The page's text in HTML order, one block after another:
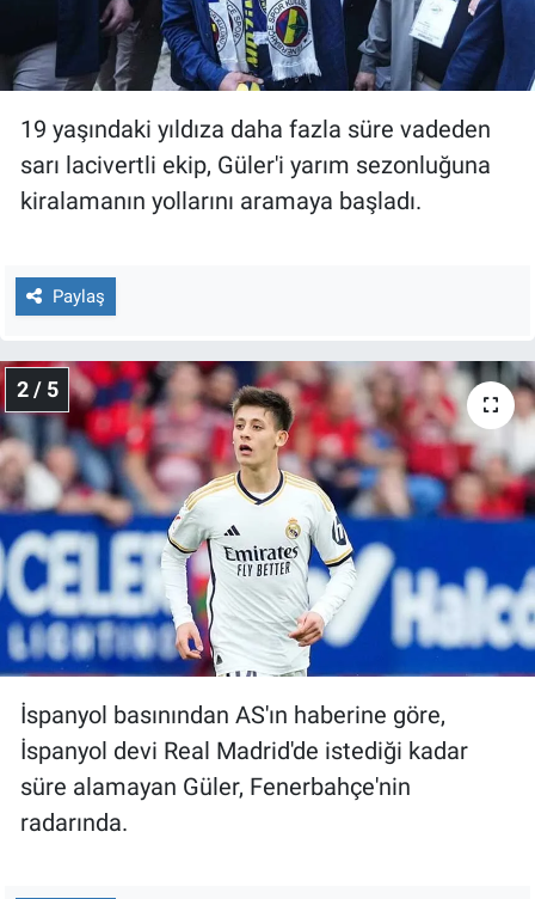
19 yaşındaki yıldıza daha fazla süre vadeden
sarı lacivertli ekip, Güler'i yarım sezonluğuna
kiralamanın yollarını aramaya başladı.
Paylaş
2 / 5
İspanyol basınından AS'ın haberine göre,
İspanyol devi Real Madrid'de istediği kadar
süre alamayan Güler, Fenerbahçe'nin
radarında.
Koronavirüs
Ne demişti
Popüler
Sağlık
Spor
Teknoloji
Türkiye'nin Geleceği
Türkiye'nin Gündemi
Yerel Gündem
Yerel Yaşam